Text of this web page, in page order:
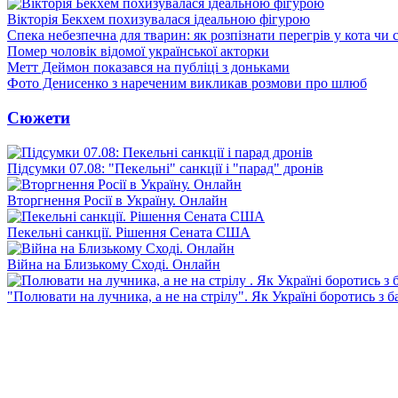
Вікторія Бекхем похизувалася ідеальною фігурою
Спека небезпечна для тварин: як розпізнати перегрів у кота чи
Помер чоловік відомої української акторки
Метт Деймон показався на публіці з доньками
Фото Денисенко з нареченим викликав розмови про шлюб
Сюжети
Підсумки 07.08: "Пекельні" санкції і "парад" дронів
Вторгнення Росії в Україну. Онлайн
Пекельні санкції. Рішення Сената США
Війна на Близькому Сході. Онлайн
"Полювати на лучника, а не на стрілу". Як Україні боротись з